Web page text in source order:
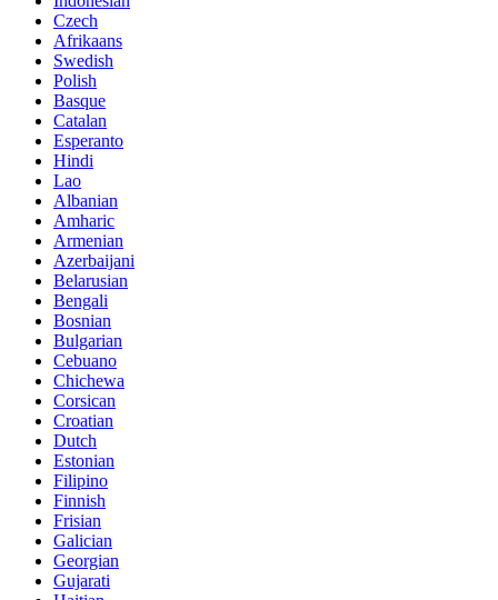
Czech
Afrikaans
Swedish
Polish
Basque
Catalan
Esperanto
Hindi
Lao
Albanian
Amharic
Armenian
Azerbaijani
Belarusian
Bengali
Bosnian
Bulgarian
Cebuano
Chichewa
Corsican
Croatian
Dutch
Estonian
Filipino
Finnish
Frisian
Galician
Georgian
Gujarati